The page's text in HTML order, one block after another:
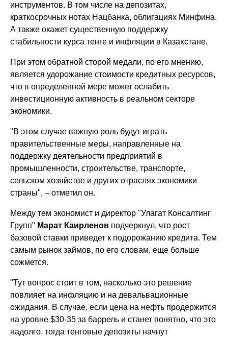
инструментов. В том числе на депозитах,
краткосрочных нотах Нацбанка, облигациях Минфина.
А также окажет существенную поддержку
стабильности курса тенге и инфляции в Казахстане.
При этом обратной сторой медали, по его мнению,
является удорожание стоимости кредитных ресурсов,
что в определенной мере может ослабить
инвестиционную активность в реальном секторе
экономики.
"В этом случае важную роль будут играть
правительственные меры, направленные на
поддержку деятельности предприятий в
промышленности, строительстве, транспорте,
сельском хозяйстве и других отраслях экономики
страны", – отметил он.
Между тем экономист и директор "Улагат Консалтинг
Групп" Марат Каирленов подчеркнул, что рост
базовой ставки приведет к подорожанию кредита. Тем
самым рынок займов, по его словам, еще больше
сожмется.
"Тут вопрос стоит в том, насколько это решение
повлияет на инфляцию и на девальвационные
ожидания. В случае, если цена на нефть продержится
на уровне $30-35 за баррель и станет понятно, что это
надолго, тогда тенговые депозиты начнут